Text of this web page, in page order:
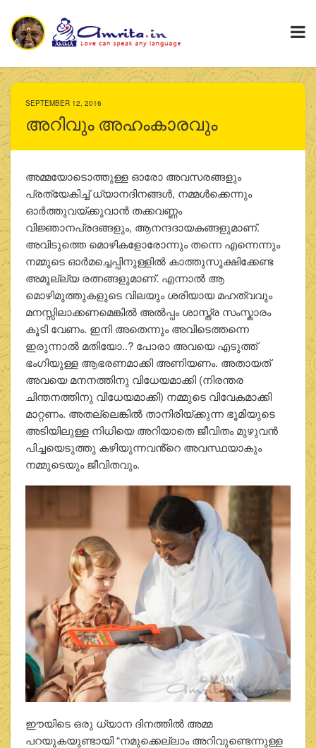
SEPTEMBER 12, 2016
അറിവും അഹംകാരവും
അമ്മയോടൊത്തുള്ള ഓരോ അവസരങ്ങളും
പ്രത്യേകിച്ച് ധ്യാനദിനങ്ങൾ, നമ്മൾക്കെന്നും
ഓർത്തുവയ്ക്കുവാൻ തക്കവണ്ണം
വിജ്ഞാനപ്രദങ്ങളും, ആനന്ദദായകങ്ങളുമാണ്.
അവിടുത്തെ മൊഴികളോരോന്നും തന്നെ എന്നെന്നും
നമ്മുടെ ഓർമച്ചെപ്പിനുള്ളിൽ കാത്തുസൂക്ഷിക്കേണ്ട
അമൂല്ല്യ രത്നങ്ങളുമാണ്. എന്നാൽ ആ
മൊഴിമുത്തുകളുടെ വിലയും ശരിയായ മഹത്വവും
മനസ്സിലാക്കണമെങ്കിൽ അൽപ്പം ശാസ്ത്ര സംസ്കാരം
കൂടി വേണം. ഇനി അതെന്നും അവിടെത്തന്നെ
ഇരുന്നാൽ മതിയോ..? പോരാ അവയെ എടുത്ത്
ഭംഗിയുള്ള ആഭരണമാക്കി അണിയണം. അതായത്
അവയെ മനനത്തിനു വിധേയമാക്കി (നിരന്തര
ചിന്തനത്തിനു വിധേയമാക്കി) നമ്മുടെ വിവേകമാക്കി
മാറ്റണം. അതല്ലെങ്കിൽ താനിരിയ്ക്കുന്ന ഭൂമിയുടെ
അടിയിലുള്ള നിധിയെ അറിയാതെ ജീവിതം മുഴുവൻ
പിച്ചയെടുത്തു കഴിയുന്നവൻ്റെ അവസ്ഥയാകും
നമ്മുടെയും ജീവിതവും.
ഈയിടെ ഒരു ധ്യാന ദിനത്തിൽ അമ്മ
പറയുകയുണ്ടായി “നമുക്കെല്ലാം അറിവുണ്ടെന്നുള്ള